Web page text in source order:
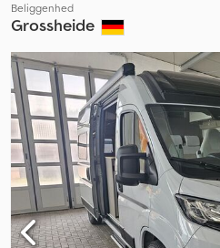
Beliggenhed
Grossheide